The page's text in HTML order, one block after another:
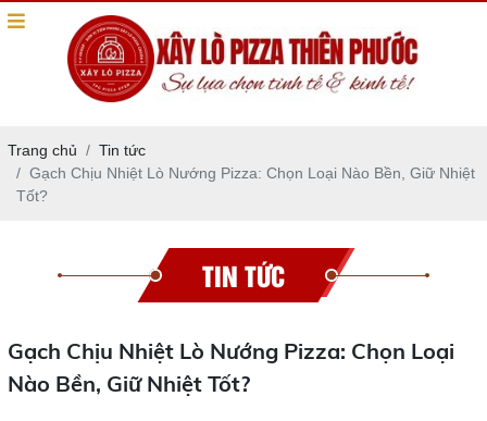
Trang chủ
Tin tức
Gạch Chịu Nhiệt Lò Nướng Pizza: Chọn Loại Nào Bền, Giữ Nhiệt
Tốt?
TIN TỨC
Gạch Chịu Nhiệt Lò Nướng Pizza: Chọn Loại
Nào Bền, Giữ Nhiệt Tốt?